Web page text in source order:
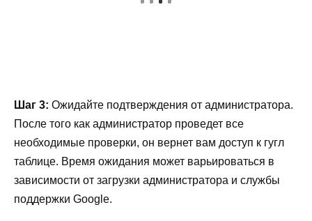
Шаг 3: Ожидайте подтверждения от администратора.
После того как администратор проведет все
необходимые проверки, он вернет вам доступ к гугл
таблице. Время ожидания может варьироваться в
зависимости от загрузки администратора и службы
поддержки Google.